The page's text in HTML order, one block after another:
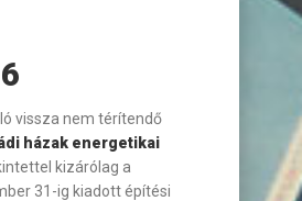
vissza nem térítendő
házak energetikai
kizárólag a
31-ig kiadott építési